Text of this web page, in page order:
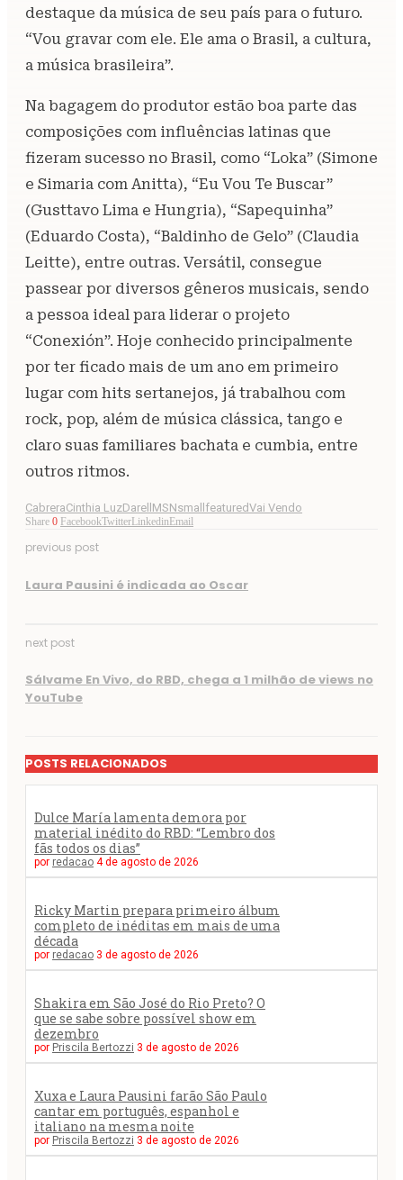
destaque da música de seu país para o futuro.
“Vou gravar com ele. Ele ama o Brasil, a cultura,
a música brasileira”.
Na bagagem do produtor estão boa parte das
composições com influências latinas que
fizeram sucesso no Brasil, como “Loka” (Simone
e Simaria com Anitta), “Eu Vou Te Buscar”
(Gusttavo Lima e Hungria), “Sapequinha”
(Eduardo Costa), “Baldinho de Gelo” (Claudia
Leitte), entre outras. Versátil, consegue
passear por diversos gêneros musicais, sendo
a pessoa ideal para liderar o projeto
“Conexión”. Hoje conhecido principalmente
por ter ficado mais de um ano em primeiro
lugar com hits sertanejos, já trabalhou com
rock, pop, além de música clássica, tango e
claro suas familiares bachata e cumbia, entre
outros ritmos.
CabreraCinthia LuzDarell MSNsmallfeaturedVai Vendo
Share 0 FacebookTwitter Linkedin Email
previous post
Laura Pausini é indicada ao Oscar
next post
Sálvame En Vivo, do RBD, chega a 1 milhão de views no
YouTube
POSTS RELACIONADOS
Dulce María lamenta demora por
material inédito do RBD: “Lembro dos
fãs todos os dias”
por redacao 4 de agosto de 2026
Ricky Martin prepara primeiro álbum
completo de inéditas em mais de uma
década
por redacao 3 de agosto de 2026
Shakira em São José do Rio Preto? O
que se sabe sobre possível show em
dezembro
por Priscila Bertozzi 3 de agosto de 2026
Xuxa e Laura Pausini farão São Paulo
cantar em português, espanhol e
italiano na mesma noite
por Priscila Bertozzi 3 de agosto de 2026